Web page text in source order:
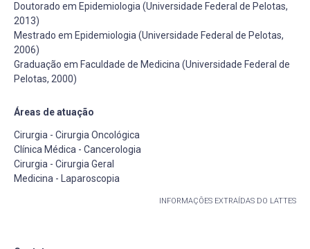
Doutorado em Epidemiologia (Universidade Federal de Pelotas,
2013)
Mestrado em Epidemiologia (Universidade Federal de Pelotas,
2006)
Graduação em Faculdade de Medicina (Universidade Federal de
Pelotas, 2000)
Áreas de atuação
Cirurgia - Cirurgia Oncológica
Clínica Médica - Cancerologia
Cirurgia - Cirurgia Geral
Medicina - Laparoscopia
INFORMAÇÕES EXTRAÍDAS DO LATTES